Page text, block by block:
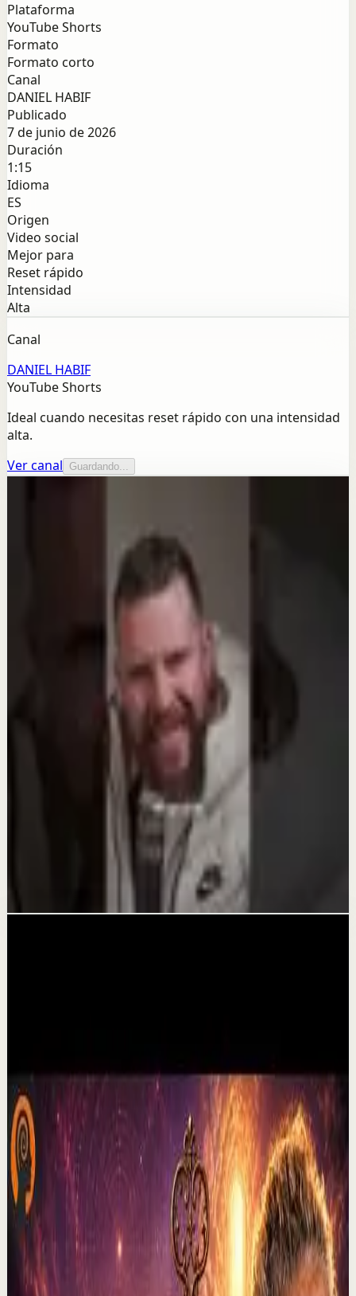
Plataforma
YouTube Shorts
Formato
Formato corto
Canal
DANIEL HABIF
Publicado
7 de junio de 2026
Duración
1:15
Idioma
ES
Origen
Video social
Mejor para
Reset rápido
Intensidad
Alta
Canal
DANIEL HABIF
YouTube Shorts
Ideal cuando necesitas reset rápido con una intensidad
alta.
Ver canal
Guardando...
RECORDAR LO BUENO | No dejes que el dolor
borre lo que sí fue hermoso - Daniel Habif
Aprendí a amar a todos, menos a mí | Daniel
PERDISTE EL TRONO - Daniel Habif
Por qué dejan de creer en mi | Por el Placer
de Vivir con César Lozano
CCésar Lozano
6 ago
No te olvides de darle ME GUSTA a este video y sigue mi
canal para que no te pierdas ninguno de mis estrenos. Si
ya me sigues recuerda activar la c...
228
visualizaciones
Ver
→